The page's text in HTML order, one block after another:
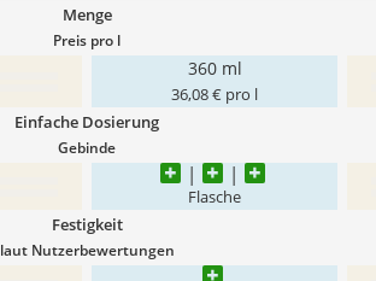
Menge
Preis pro l
360 ml
36,08 € pro l
Einfache Dosierung
Gebinde
Flasche
Festigkeit
laut Nutzerbewertungen